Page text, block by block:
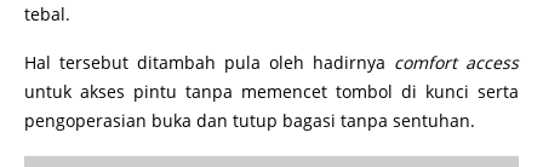
tebal.
Hal tersebut ditambah pula oleh hadirnya comfort access
untuk akses pintu tanpa memencet tombol di kunci serta
pengoperasian buka dan tutup bagasi tanpa sentuhan.